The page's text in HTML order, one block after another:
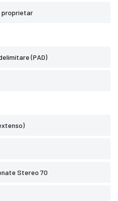
proprietar
(PAD)
Stereo 70